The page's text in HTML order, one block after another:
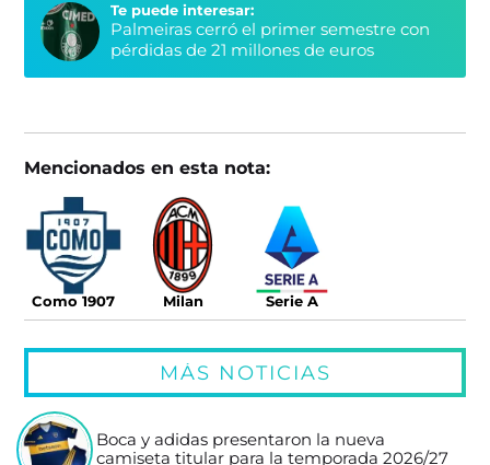
Te puede interesar:
Palmeiras cerró el primer semestre con
pérdidas de 21 millones de euros
Mencionados en esta nota:
Como 1907 Milan Serie A
MÁS NOTICIAS
Boca y adidas presentaron la nueva
camiseta titular para la temporada 2026/27